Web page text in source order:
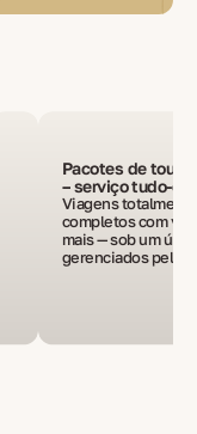
Pacotes de tour
– serviço tudo-
Viagens
completos com
mais — sob um
gerenciados pela